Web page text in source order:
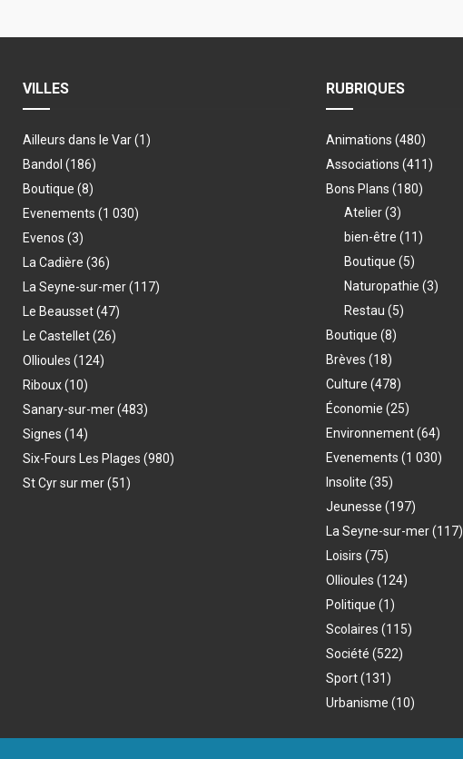
VILLES
Ailleurs dans le Var(1)
Bandol (186)
Boutique (8)
Evenements (1 030)
Evenos (3)
La Cadière (36)
La Seyne-sur-mer(117)
Le Beausset(47)
Le Castellet(26)
Ollioules (124)
Riboux(10)
Sanary-sur-mer(483)
Signes (14)
Six-Fours Les Plages (980)
St Cyr sur mer(51)
RUBRIQUES
Animations (480)
Associations (411)
Bons Plans (180)
Atelier(3)
bien-être (11)
Boutique (5)
Naturopathie (3)
Restau (5)
Boutique (8)
Brèves (18)
Culture (478)
Économie (25)
Environnement(64)
Evenements (1 030)
Insolite (35)
Jeunesse (197)
La Seyne-sur-mer(117)
Loisirs (75)
Ollioules (124)
Politique (1)
Scolaires (115)
Société (522)
Sport(131)
Urbanisme (10)